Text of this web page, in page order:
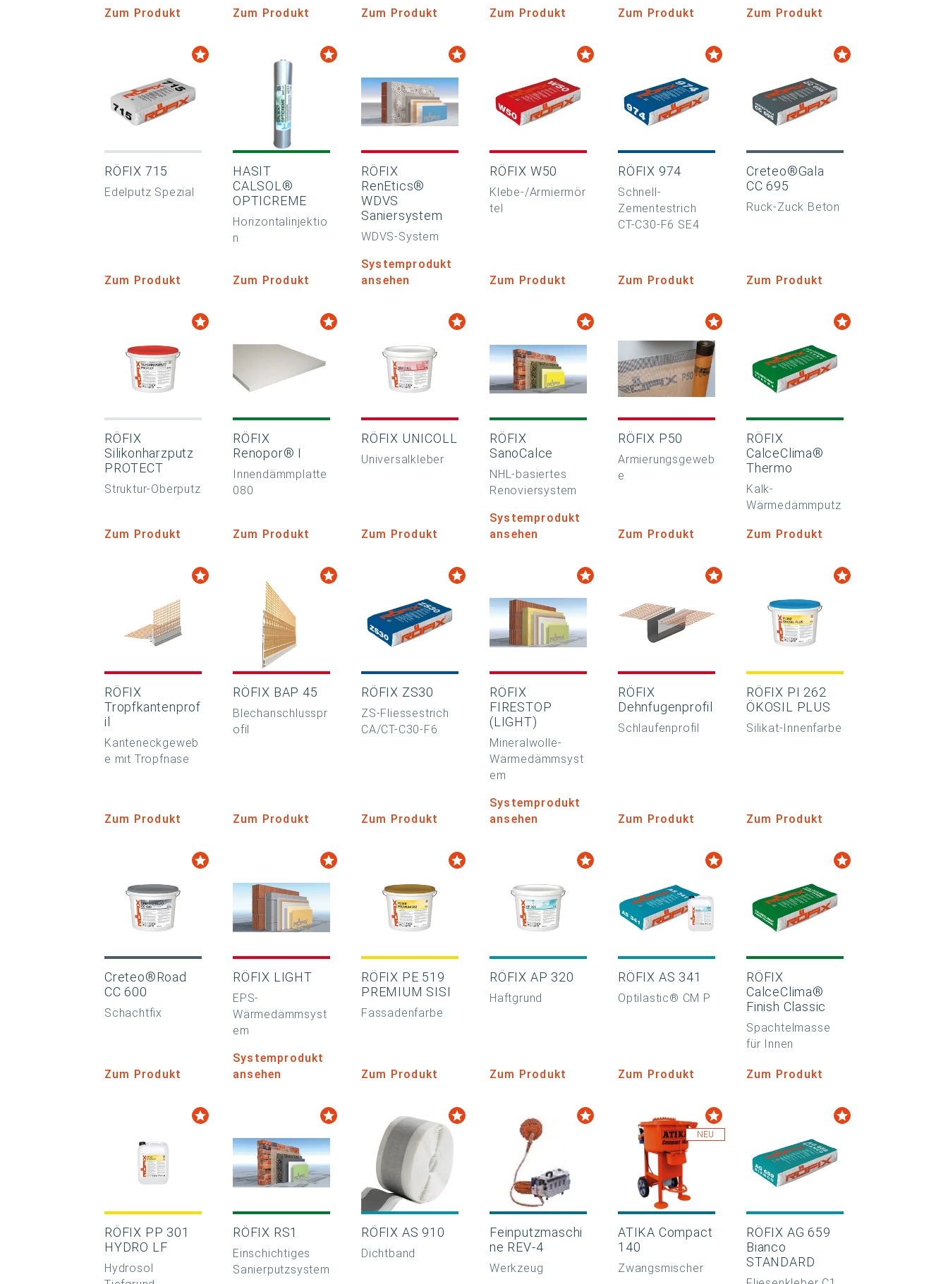
Zum Produkt Zum Produkt Zum Produkt Zum Produkt Zum Produkt Zum Produkt
RÖFIX 715
Edelputz Spezial
Zum Produkt
HASIT
CALSOL®
OPTICREME
Horizontalinjektio
n
Zum Produkt
RÖFIX
RenEtics®
WDVS
Saniersystem
WDVS-System
Systemprodukt
ansehen
RÖFIX W50
Klebe-/Armiermör
tel
Zum Produkt
RÖFIX 974
Schnell-
Zementestrich
CT-C30-F6 SE4
Zum Produkt
Creteo®Gala
CC 695
Ruck-Zuck Beton
Zum Produkt
RÖFIX
Silikonharzputz
PROTECT
Struktur-Oberputz
Zum Produkt
RÖFIX
Renopor® I
Innendämmplatte
080
Zum Produkt
RÖFIX UNICOLL
Universalkleber
Zum Produkt
RÖFIX
SanoCalce
NHL-basiertes
Renoviersystem
Systemprodukt
ansehen
RÖFIX P50
Armierungsgeweb
e
Zum Produkt
RÖFIX
CalceClima®
Thermo
Kalk-
Wärmedämmputz
Zum Produkt
RÖFIX
Tropfkantenprof
il
Kanteneckgeweb
e mit Tropfnase
Zum Produkt
RÖFIX BAP 45
Blechanschlusspr
ofil
Zum Produkt
RÖFIX ZS30
ZS-Fliessestrich
CA/CT-C30-F6
Zum Produkt
RÖFIX
FIRESTOP
(LIGHT)
Mineralwolle-
Wärmedämmsyst
em
Systemprodukt
ansehen
RÖFIX
Dehnfugenprofil
Schlaufenprofil
Zum Produkt
RÖFIX PI 262
ÖKOSIL PLUS
Silikat-Innenfarbe
Zum Produkt
Creteo®Road
CC 600
Schachtfix
Zum Produkt
RÖFIX LIGHT
EPS-
Wärmedämmsyst
em
Systemprodukt
ansehen
RÖFIX PE 519
PREMIUM SISI
Fassadenfarbe
Zum Produkt
RÖFIX AP 320
Haftgrund
Zum Produkt
RÖFIX AS 341
Optilastic® CM P
Zum Produkt
RÖFIX
CalceClima®
Finish Classic
Spachtelmasse
für Innen
Zum Produkt
RÖFIX PP 301
HYDRO LF
Hydrosol
RÖFIX RS1
Einschichtiges
Sanierputzsystem
RÖFIX AS 910
Dichtband
Feinputzmaschi
ne REV-4
Werkzeug
NEU
ATIKA Compact
140
Zwangsmischer
RÖFIX AG 659
Bianco
STANDARD